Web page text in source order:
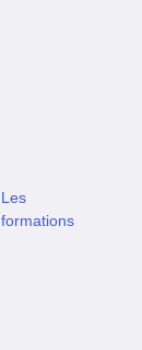
Les
formations